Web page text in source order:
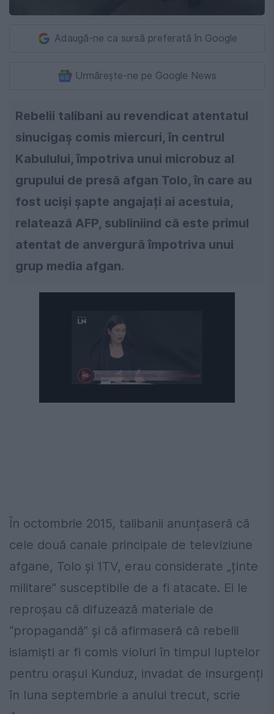
Adaugă-ne ca sursă preferată în Google
Urmărește-ne pe Google News
Rebelii talibani au revendicat atentatul
sinucigaș comis miercuri, în centrul
Kabulului, împotriva unui microbuz al
grupului de presă afgan Tolo, în care au
fost uciși șapte angajați ai acestuia,
relatează AFP, subliniind că este primul
atentat de anvergură împotriva unui
grup media afgan.
În octombrie 2015, talibanii anunțaseră că
cele două canale principale de televiziune
afgane, Tolo și 1TV, erau considerate „ținte
militare” susceptibile de a fi atacate. Ei le
reproșau că difuzează materiale de
“propagandă” și că afirmaseră că rebelii
islamiști ar fi comis violuri în timpul luptelor
pentru orașul Kunduz, invadat de insurgenți
în luna septembrie a anului trecut, scrie